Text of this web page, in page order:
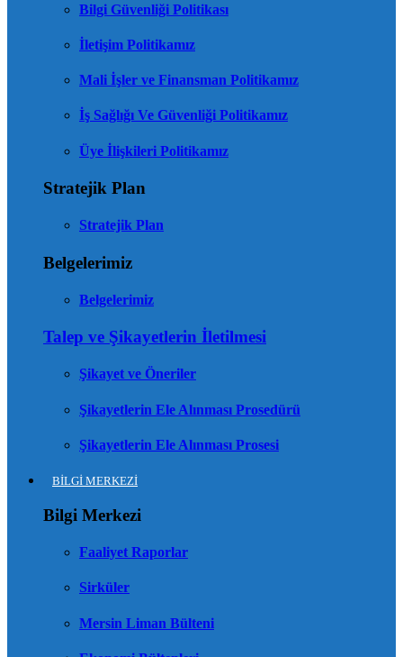
Bilgi Güvenliği Politikası
İletişim Politikamız
Mali İşler ve Finansman Politikamız
İş Sağlığı Ve Güvenliği Politikamız
Üye İlişkileri Politikamız
Stratejik Plan
Stratejik Plan
Belgelerimiz
Belgelerimiz
Talep ve Şikayetlerin İletilmesi
Şikayet ve Öneriler
Şikayetlerin Ele Alınması Prosedürü
Şikayetlerin Ele Alınması Prosesi
BİLGİ MERKEZİ
Bilgi Merkezi
Faaliyet Raporlar
Sirküler
Mersin Liman Bülteni